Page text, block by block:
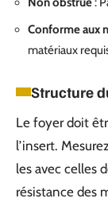
Conforme aux
matériaux
Structure
Le foyer doit
l’insert.
les avec celles
résistance des